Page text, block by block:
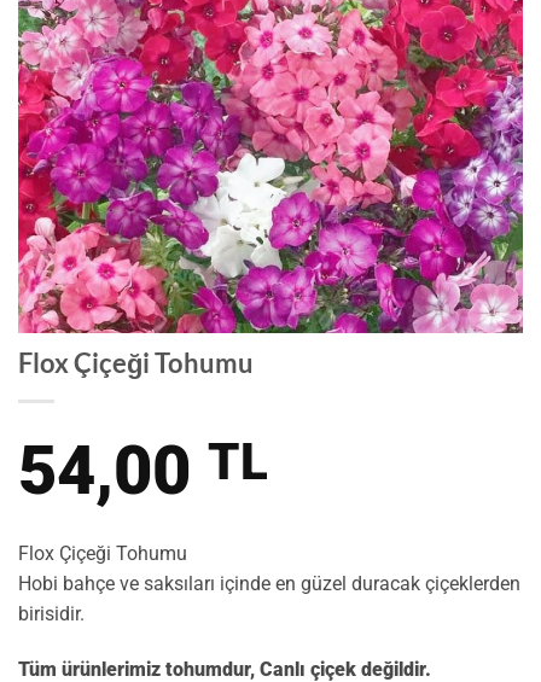
Flox Çiçeği Tohumu
54,00 TL
Flox Çiçeği Tohumu
Hobi bahçe ve saksıları içinde en güzel duracak çiçeklerden
birisidir.
Tüm ürünlerimiz tohumdur, Canlı çiçek değildir.